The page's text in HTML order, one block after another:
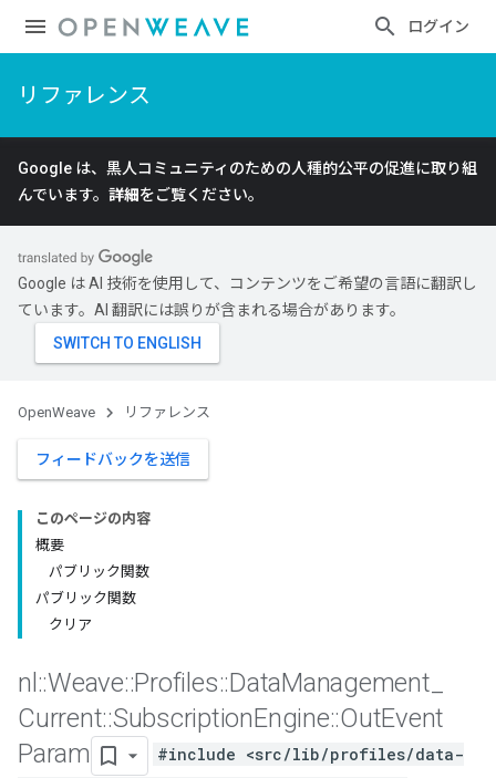
ログイン
リファレンス
Google は、黒人コミュニティのための人種的公平の促進に取り組
んでいます。 詳細をご覧ください。
Google は AI 技術を使用して、コンテンツをご希望の言語に翻訳し
ています。AI 翻訳には誤りが含まれる場合があります。
OpenWeave リファレンス
フィードバックを送信
このページの内容
概要
パブリック関数
パブリック関数
クリア
nl ::Weave::Profiles::DataManagement
Current::SubscriptionEngine::OutEvent
Param
#include <src/lib/profiles/data-